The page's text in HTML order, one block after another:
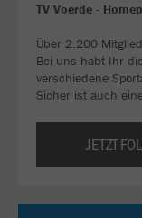
TV Voerde -
Über 2.200
Bei uns habt Ihr
verschiedene
Sicher ist auch
JETZT